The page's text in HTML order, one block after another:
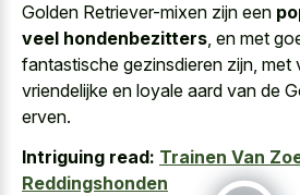
Golden Retriever-mixen zijn een
veel hondenbezitters, en met
fantastische gezinsdieren zijn, met
vriendelijke en loyale aard van de
erven.
Intriguing read: Trainen Van
Reddingshonden